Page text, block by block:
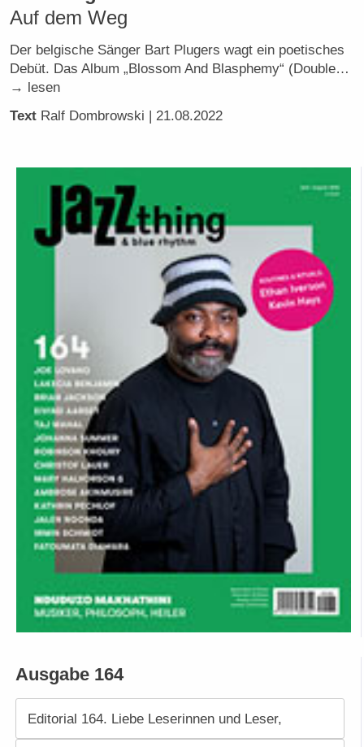
Auf dem Weg
Der belgische Sänger Bart Plugers wagt ein poetisches
Debüt. Das Album „Blossom And Blasphemy“ (Double…
→ lesen
Text Ralf Dombrowski | 21.08.2022
Ausgabe 164
Editorial 164. Liebe Leserinnen und Leser,